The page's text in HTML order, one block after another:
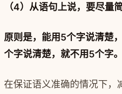
（4）从语句上说，要尽量
原则是，能用5个字说清楚
个字说清楚，就不用5个字。
在保证语义准确的情况下，